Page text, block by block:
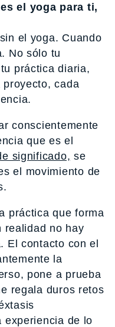
el yoga para ti,
el yoga. Cuando
No sólo tu
práctica diaria,
cada
conscientemente
que es el
significado, se
el movimiento de
práctica que forma
realidad no hay
El contacto con el
la
pone a prueba
regala duros retos
experiencia de lo